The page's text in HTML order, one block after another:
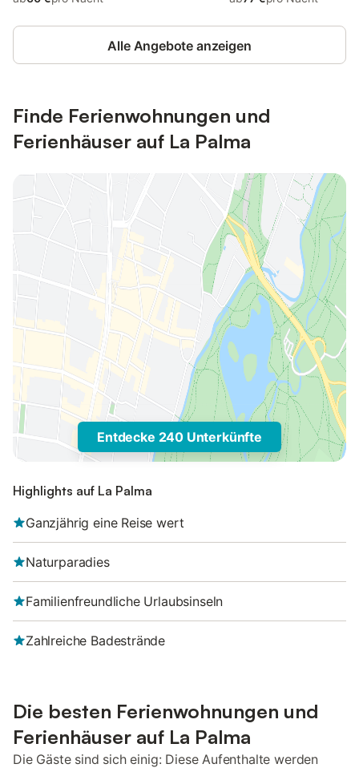
Alle Angebote anzeigen
Finde Ferienwohnungen und
Ferienhäuser auf La Palma
Entdecke 240 Unterkünfte
Highlights auf La Palma
Ganzjährig eine Reise wert
Naturparadies
Familienfreundliche Urlaubsinseln
Zahlreiche Badestrände
Die besten Ferienwohnungen und
Ferienhäuser auf La Palma
Die Gäste sind sich einig: Diese Aufenthalte werden